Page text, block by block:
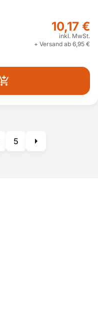
10,17 €
inkl. MwSt.
+ Versand ab 6,95 €
5